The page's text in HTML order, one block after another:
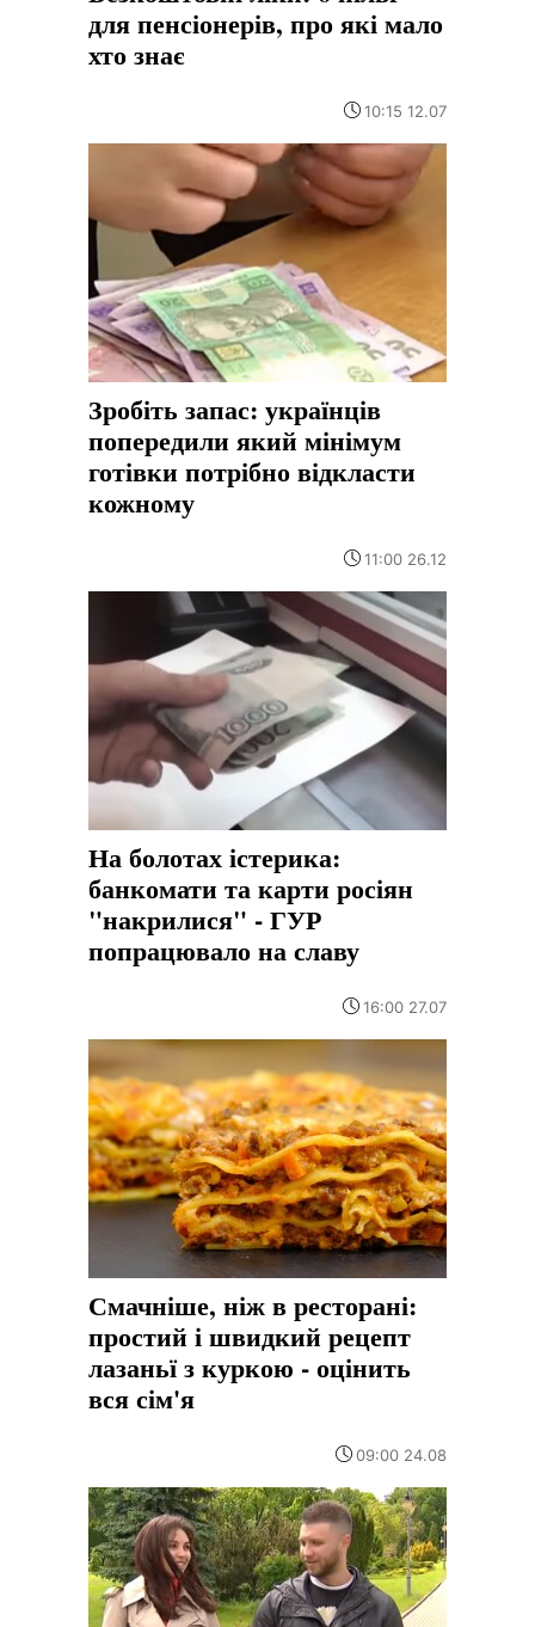
для пенсіонерів, про які мало
хто знає
10:15 12.07
Зробіть запас: українців
попередили який мінімум
готівки потрібно відкласти
кожному
11:00 26.12
На болотах істерика:
банкомати та карти росіян
"накрилися" - ГУР
попрацювало на славу
16:00 27.07
Смачніше, ніж в ресторані:
простий і швидкий рецепт
лазаньї з куркою - оцінить
вся сім'я
09:00 24.08